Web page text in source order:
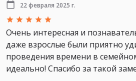
22 февраля 2025 г.
Очень интересная и
даже взрослые были приятно
проведения времени в
идеально! Спасибо за такой